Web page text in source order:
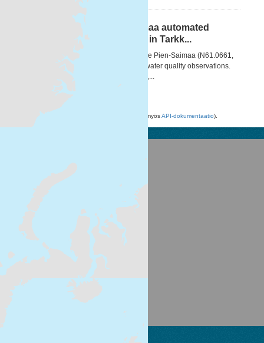
Selection of Lake Pien-Saimaa automated
station observations visible in Tarkk...
A measurement platform located in Lake Pien-Saimaa (N61.0661,
E28.1364) provides automated in situ water quality observations.
The measured parameters are turbidity,...
Voit käyttää rekisteriä myös avulla (katso myösAPI-dokumentaatio).
Latokartanonkaari 11
FI-00790 Helsinki
Switchboard: +358 295 251 000
Fax: 09 5490 2190
Palvelukuvaus
Tietosuojailmoitus
CKAN ohjelmointirajapinta (API)
CKAN Association
Powered by